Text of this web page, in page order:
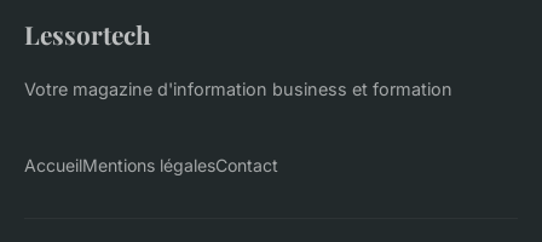
Lessortech
Votre magazine d'information business et formation
AccueilMentions légalesContact